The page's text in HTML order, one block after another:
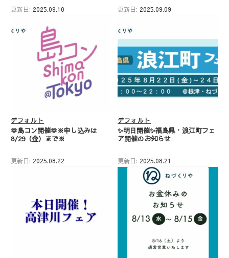
更新日: 2025.09.10 更新日: 2025.09.09
デフォルト
🫶島コン開催🫶※申し込みは
8/29（金）まで※
更新日: 2025.08.22
デフォルト
✨明日開催✨福島県・浪江町フェ
ア開催のお知らせ
更新日: 2025.08.21